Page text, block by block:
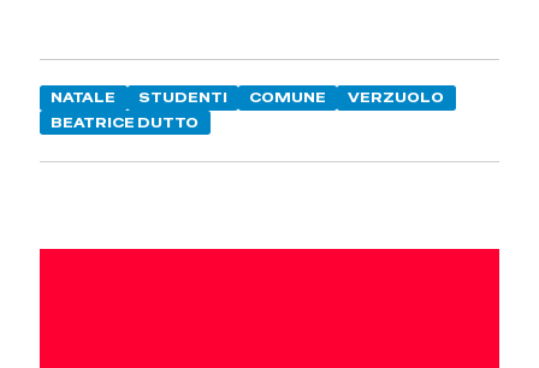
NATALE STUDENTI COMUNE
VERZUOLO
BEATRICE DUTTO